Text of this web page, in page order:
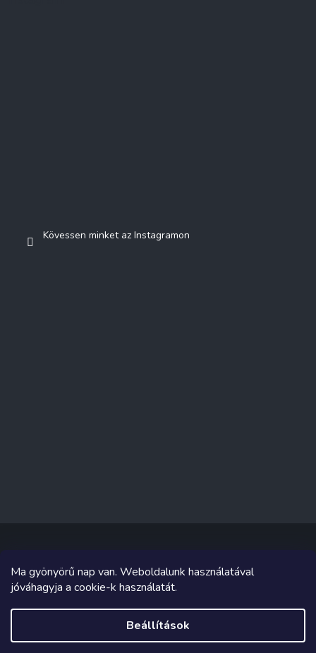
Ma gyönyörű nap van. Weboldalunk használatával
jóváhagyja a cookie-k használatát.
Beállítások
Kövessen minket az Instagramon
Copyright 2026 Sakküzlet. Minden jog fenntartva.
Grafika és megvalósítás innen Tomáš Hlad&Shoptetak.cz.
Shoptet készítette